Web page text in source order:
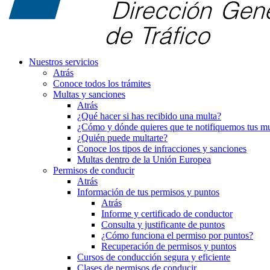
Nuestros servicios
Atrás
Conoce todos los trámites
Multas y sanciones
Atrás
¿Qué hacer si has recibido una multa?
¿Cómo y dónde quieres que te notifiquemos tus
¿Quién puede multarte?
Conoce los tipos de infracciones y sanciones
Multas dentro de la Unión Europea
Permisos de conducir
Atrás
Información de tus permisos y puntos
Atrás
Informe y certificado de conductor
Consulta y justificante de puntos
¿Cómo funciona el permiso por puntos?
Recuperación de permisos y puntos
Cursos de conducción segura y eficiente